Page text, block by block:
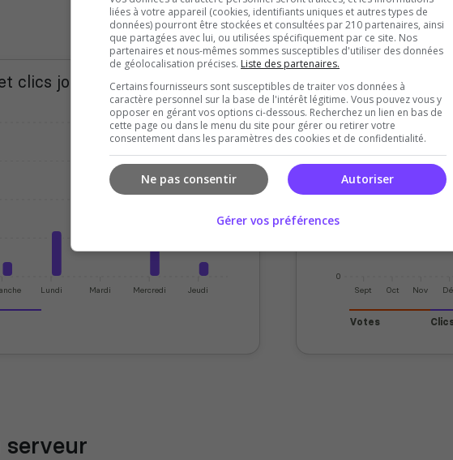
clics journaliers
Lundi Mardi Mercredi Jeudi
0
600
800
1000
Sept Oct Nov
Votes
serveur
liées à votre appareil (cookies, identifiants uniques et autres types de
données) pourront être stockées et consultées par 210 partenaires, ainsi
que partagées avec lui, ou utilisées spécifiquement par ce site. Nos
partenaires et nous-mêmes sommes susceptibles d'utiliser des données
de géolocalisation précises. Liste des partenaires.
Certains fournisseurs sont susceptibles de traiter vos données à
caractère personnel sur la base de l'intérêt légitime. Vous pouvez vous y
opposer en gérant vos options ci-dessous. Recherchez un lien en bas de
cette page ou dans le menu du site pour gérer ou retirer votre
consentement dans les paramètres des cookies et de confidentialité.
Autoriser
Ne pas consentir
Gérer vos préférences